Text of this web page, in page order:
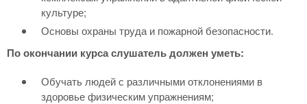
культуре;
Основы охраны труда и пожарной безопасности.
По окончании курса слушатель должен уметь:
Обучать людей с различными отклонениями в
здоровье физическим упражнениям;